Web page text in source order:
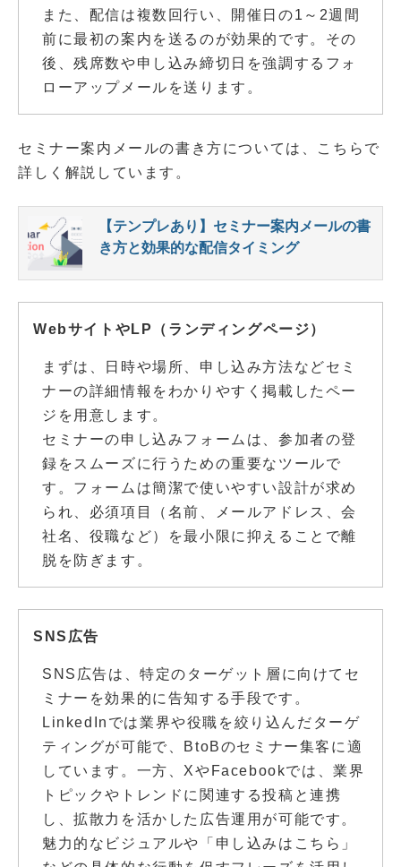
また、配信は複数回行い、開催日の1～2週間
前に最初の案内を送るのが効果的です。その
後、残席数や申し込み締切日を強調するフォ
ローアップメールを送ります。
セミナー案内メールの書き方については、こちらで
詳しく解説しています。
【テンプレあり】セミナー案内メールの書
き方と効果的な配信タイミング
WebサイトやLP（ランディングページ）
まずは、日時や場所、申し込み方法などセミ
ナーの詳細情報をわかりやすく掲載したペー
ジを用意します。
セミナーの申し込みフォームは、参加者の登
録をスムーズに行うための重要なツールで
す。フォームは簡潔で使いやすい設計が求め
られ、必須項目（名前、メールアドレス、会
社名、役職など）を最小限に抑えることで離
脱を防ぎます。
SNS広告
SNS広告は、特定のターゲット層に向けてセ
ミナーを効果的に告知する手段です。
LinkedInでは業界や役職を絞り込んだターゲ
ティングが可能で、BtoBのセミナー集客に適
しています。一方、XやFacebookでは、業界
トピックやトレンドに関連する投稿と連携
し、拡散力を活かした広告運用が可能です。
魅力的なビジュアルや「申し込みはこちら」